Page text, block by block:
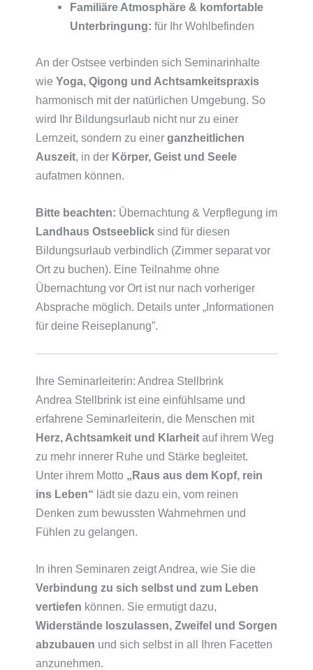
Familiäre Atmosphäre & komfortable
Unterbringung: für Ihr Wohlbefinden
An der Ostsee verbinden sich Seminarinhalte
wie Yoga, Qigong und Achtsamkeitspraxis
harmonisch mit der natürlichen Umgebung. So
wird Ihr Bildungsurlaub nicht nur zu einer
Lernzeit, sondern zu einer ganzheitlichen
Auszeit , in der Körper, Geist und Seele
aufatmen können.
Bitte beachten: Übernachtung & Verpflegung im
Landhaus Ostseeblick sind für diesen
Bildungsurlaub verbindlich (Zimmer separat vor
Ort zu buchen). Eine Teilnahme ohne
Übernachtung vor Ort ist nur nach vorheriger
Absprache möglich. Details unter „Informationen
für deine Reiseplanung”.
Ihre Seminarleiterin: Andrea Stellbrink
Andrea Stellbrink ist eine einfühlsame und
erfahrene Seminarleiterin, die Menschen mit
Herz, Achtsamkeit und Klarheit auf ihrem Weg
zu mehr innerer Ruhe und Stärke begleitet.
Unter ihrem Motto „Raus aus dem Kopf, rein
ins Leben“ lädt sie dazu ein, vom reinen
Denken zum bewussten Wahrnehmen und
Fühlen zu gelangen.
In ihren Seminaren zeigt Andrea, wie Sie die
Verbindung zu sich selbst und zum Leben
vertiefen können. Sie ermutigt dazu,
Widerstände loszulassen, Zweifel und Sorgen
abzubauen und sich selbst in all Ihren Facetten
anzunehmen.